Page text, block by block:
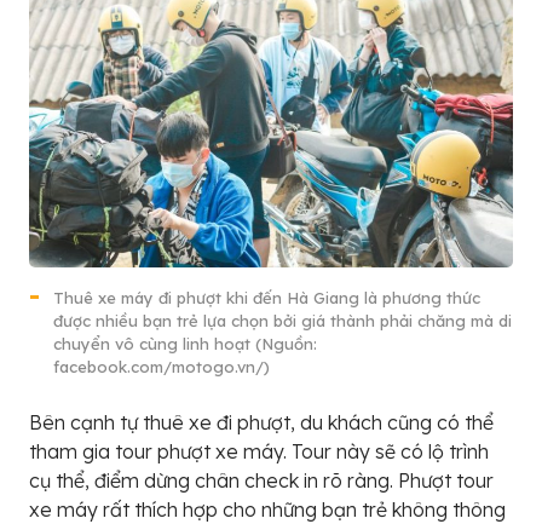
Thuê xe máy đi phượt khi đến Hà Giang là phương thức
được nhiều bạn trẻ lựa chọn bởi giá thành phải chăng mà di
chuyển vô cùng linh hoạt (Nguồn:
facebook.com/motogo.vn/)
Bên cạnh tự thuê xe đi phượt, du khách cũng có thể
tham gia tour phượt xe máy. Tour này sẽ có lộ trình
cụ thể, điểm dừng chân check in rõ ràng. Phượt tour
xe máy rất thích hợp cho những bạn trẻ không thông